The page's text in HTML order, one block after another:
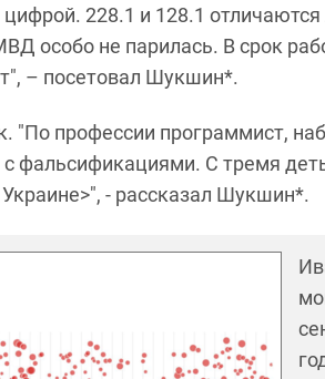
цифрой. 228.1 и 128.1
особо не парилась. В срок
– посетовал Шукшин*.
профессии программист,
с фальсификациями. С тремя
- рассказал Шукшин*.